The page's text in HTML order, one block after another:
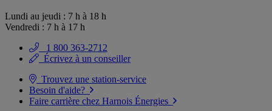
Lundi au jeudi : 7 h à 18 h
Vendredi : 7 h à 17 h
1 800 363-2712
Écrivez à un conseiller
Trouvez une station-service
Besoin d'aide?
Faire carrière chez Harnois Énergies